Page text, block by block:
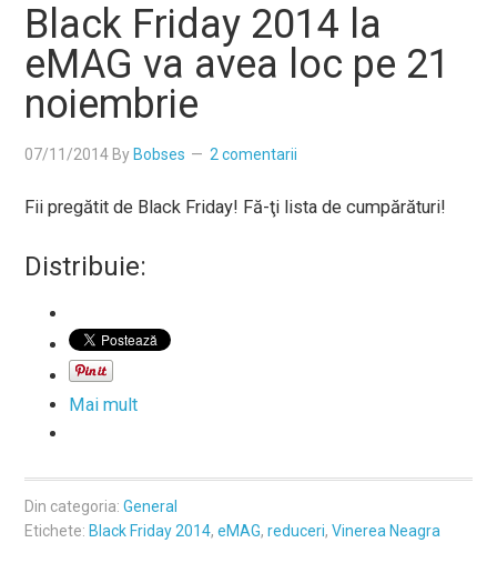
Black Friday 2014 la
eMAG va avea loc pe 21
noiembrie
07/11/2014 By Bobses 2 comentarii
Fii pregătit de Black Friday! Fă-ţi lista de cumpărături!
Distribuie:
Mai mult
Din categoria:General
Etichete: Black Friday 2014,eMAG,reduceri,Vinerea Neagra